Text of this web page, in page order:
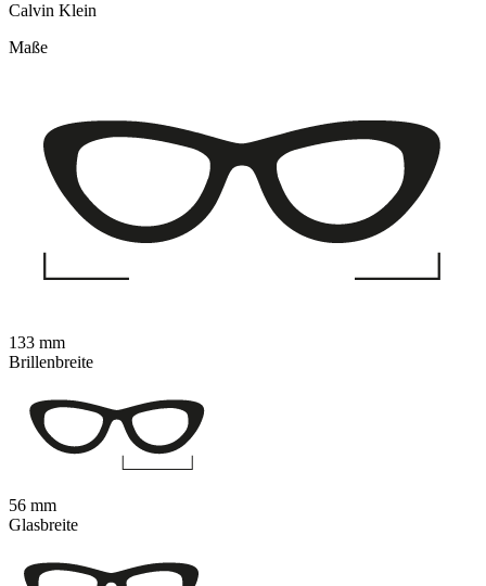
Calvin Klein
Maße
133 mm
Brillenbreite
56 mm
Glasbreite